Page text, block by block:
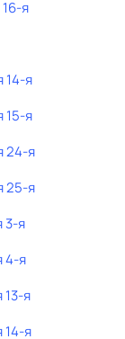
я
14-я
15-я
24-я
25-я
3-я
4-я
13-я
14-я